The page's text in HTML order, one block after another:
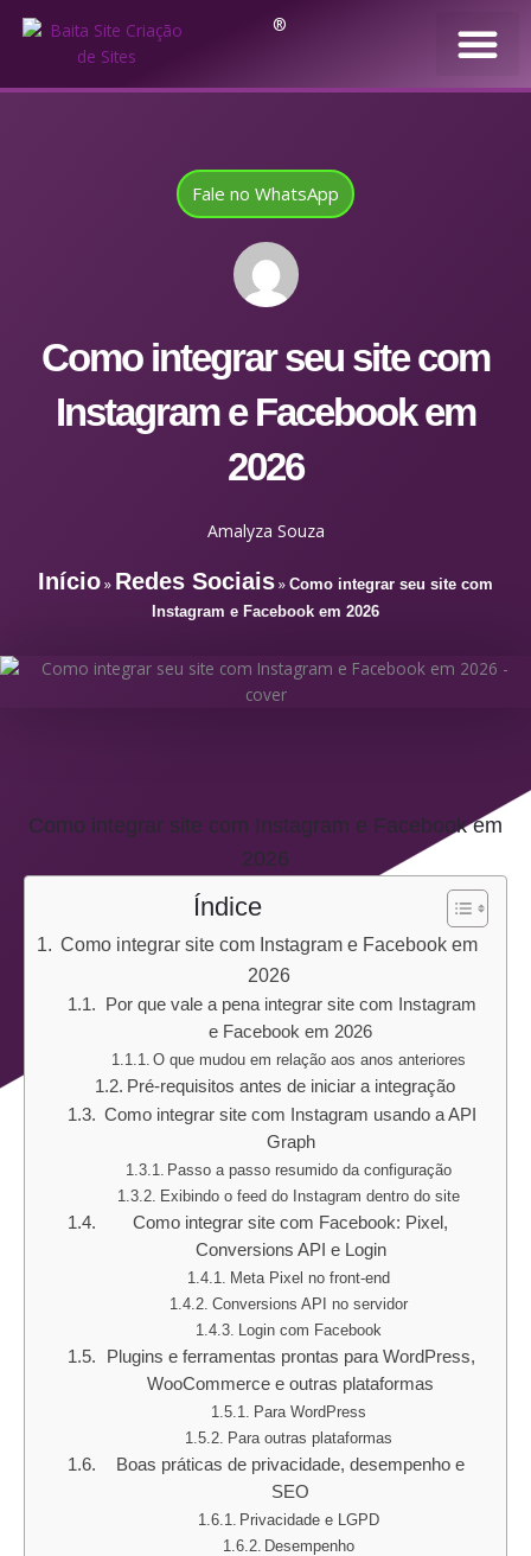
®
Fale no WhatsApp
Como integrar seu site com
Instagram e Facebook em
2026
Amalyza Souza
Início» Redes Sociais» Como integrar seu site com
Instagram e Facebook em 2026
Como integrar site com Instagram e Facebook em
2026
Índice
Como integrar site com Instagram e Facebook em
2026
Por que vale a pena integrar site com Instagram
e Facebook em 2026
O que mudou em relação aos anos anteriores
Pré-requisitos antes de iniciar a integração
Como integrar site com Instagram usando a API
Graph
Passo a passo resumido da configuração
Exibindo o feed do Instagram dentro do site
Como integrar site com Facebook: Pixel,
Conversions API e Login
Meta Pixel no front-end
Conversions API no servidor
Login com Facebook
Plugins e ferramentas prontas para WordPress,
WooCommerce e outras plataformas
Para WordPress
Para outras plataformas
Boas práticas de privacidade, desempenho e
SEO
Privacidade e LGPD
Desempenho